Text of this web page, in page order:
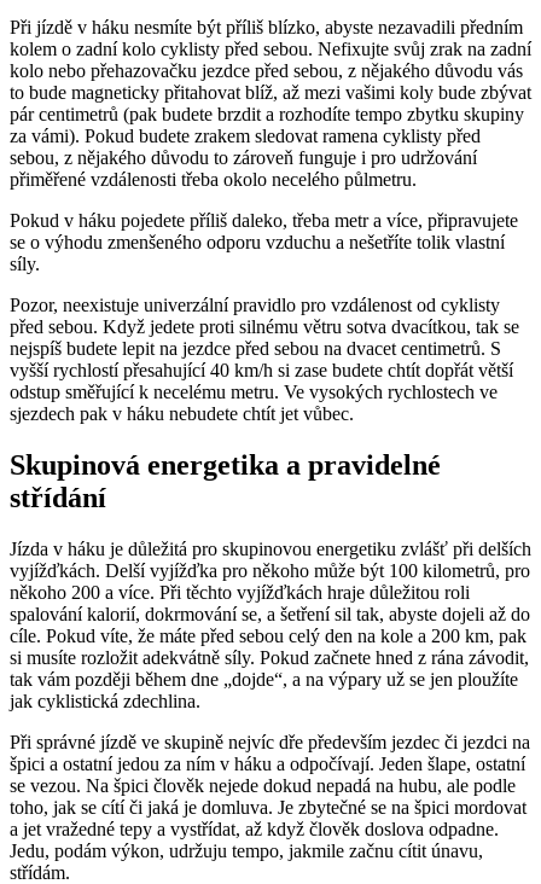
Při jízdě v háku nesmíte být příliš blízko, abyste nezavadili předním
kolem o zadní kolo cyklisty před sebou. Nefixujte svůj zrak na zadní
kolo nebo přehazovačku jezdce před sebou, z nějakého důvodu vás
to bude magneticky přitahovat blíž, až mezi vašimi koly bude zbývat
pár centimetrů (pak budete brzdit a rozhodíte tempo zbytku skupiny
za vámi). Pokud budete zrakem sledovat ramena cyklisty před
sebou, z nějakého důvodu to zároveň funguje i pro udržování
přiměřené vzdálenosti třeba okolo necelého půlmetru.
Pokud v háku pojedete příliš daleko, třeba metr a více, připravujete
se o výhodu zmenšeného odporu vzduchu a nešetříte tolik vlastní
síly.
Pozor, neexistuje univerzální pravidlo pro vzdálenost od cyklisty
před sebou. Když jedete proti silnému větru sotva dvacítkou, tak se
nejspíš budete lepit na jezdce před sebou na dvacet centimetrů. S
vyšší rychlostí přesahující 40 km/h si zase budete chtít dopřát větší
odstup směřující k necelému metru. Ve vysokých rychlostech ve
sjezdech pak v háku nebudete chtít jet vůbec.
Skupinová energetika a pravidelné
střídání
Jízda v háku je důležitá pro skupinovou energetiku zvlášť při delších
vyjížďkách. Delší vyjížďka pro někoho může být 100 kilometrů, pro
někoho 200 a více. Při těchto vyjížďkách hraje důležitou roli
spalování kalorií, dokrmování se, a šetření sil tak, abyste dojeli až do
cíle. Pokud víte, že máte před sebou celý den na kole a 200 km, pak
si musíte rozložit adekvátně síly. Pokud začnete hned z rána závodit,
tak vám později během dne „dojde“, a na výpary už se jen ploužíte
jak cyklistická zdechlina.
Při správné jízdě ve skupině nejvíc dře především jezdec či jezdci na
špici a ostatní jedou za ním v háku a odpočívají. Jeden šlape, ostatní
se vezou. Na špici člověk nejede dokud nepadá na hubu, ale podle
toho, jak se cítí či jaká je domluva. Je zbytečné se na špici mordovat
a jet vražedné tepy a vystřídat, až když člověk doslova odpadne.
Jedu, podám výkon, udržuju tempo, jakmile začnu cítit únavu,
střídám.